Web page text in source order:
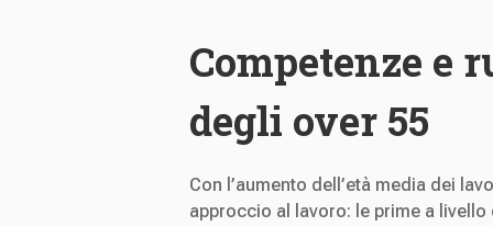
Competenze e
degli over 55
Con l’aumento dell’età media dei
approccio al lavoro: le prime a